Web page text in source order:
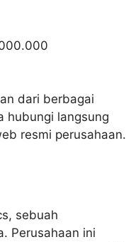
dari berbagai
hubungi langsung
resmi perusahaan.
sebuah
Perusahaan ini